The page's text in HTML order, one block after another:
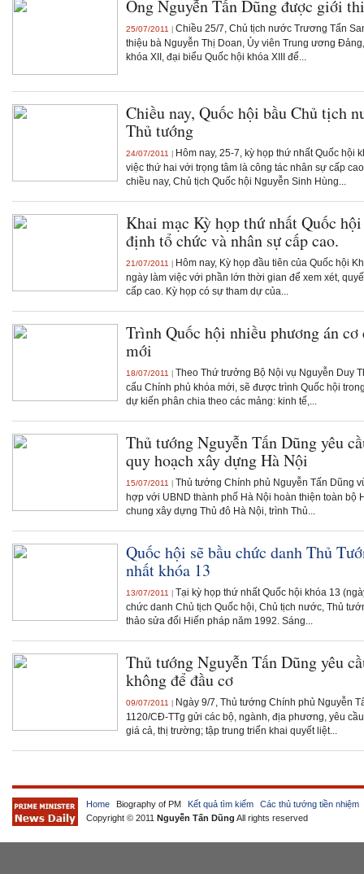
Ông Nguyễn Tấn Dũng được giới
25/07/2011
Chiều 25/7, Chủ tịch nước Trương Tấn
thiệu bà Nguyễn Thị Doan, Ủy viên Trung ương
khóa XII, đại biểu Quốc hội khóa XIII để...
Chiều nay, Quốc hội bầu Chủ tịch
Thủ tướng
24/07/2011
Hôm nay, 25-7, kỳ họp thứ nhất Quốc hội
việc thứ hai với trọng tâm là công tác nhân sự cấp
chiều nay, Chủ tịch Quốc hội Nguyễn Sinh Hùng...
Khai mạc Kỳ họp thứ nhất Quốc
định tổ chức và nhân sự cấp cao.
21/07/2011
Hôm nay, Kỳ họp đầu tiên của Quốc hội
ngày làm việc với phần lớn thời gian để xem xét,
cấp cao. Kỳ họp có sự tham dự của...
Trình Quốc hội nhiều phương án
mới
18/07/2011
Theo Thứ trưởng Bộ Nội vụ Nguyễn Duy
cấu Chính phủ khóa mới, sẽ được trình Quốc hội
dự kiến phân chia theo các mảng: kinh tế,...
Thủ tướng Nguyễn Tấn Dũng yêu
quy hoạch xây dựng Hà Nội
15/07/2011
Thủ tướng Chính phủ Nguyễn Tấn Dũng
hợp với UBND thành phố Hà Nội hoàn thiện toàn bộ
chung xây dựng Thủ đô Hà Nội, trình Thủ...
Quốc hội sẽ bầu chức danh Thủ
nhất khóa 13
13/07/2011
Tại kỳ họp thứ nhất Quốc hội khóa 13
chức danh Chủ tịch Quốc hội, Chủ tịch nước, Thủ
thảo sửa đổi Hiến pháp năm 1992. Sáng...
Thủ tướng Nguyễn Tấn Dũng yêu
không để đầu cơ
09/07/2011
Ngày 9/7, Thủ tướng Chính phủ Nguyễn
1120/CĐ-TTg gửi các bộ, ngành, địa phương, yêu
giá cả, thị trường; tập trung triển khai quyết liệt...
Home Biography of PM Kết quả tìm kiếm
Các thủ tướng tiền nhiệm
Copyright © 2011 Nguyễn Tấn Dũng All rights reserved